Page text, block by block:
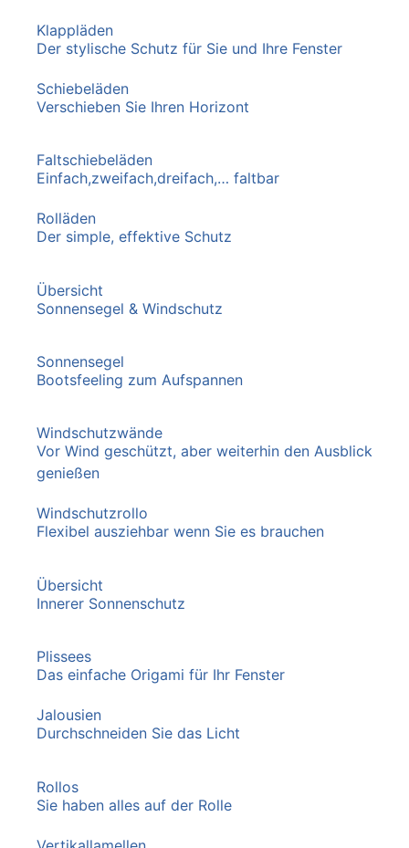
Klappläden
Der stylische Schutz für Sie und Ihre Fenster
Schiebeläden
Verschieben Sie Ihren Horizont
Faltschiebeläden
Einfach,zweifach,dreifach,… faltbar
Rolläden
Der simple, effektive Schutz
Übersicht
Sonnensegel & Windschutz
Sonnensegel
Bootsfeeling zum Aufspannen
Windschutzwände
Vor Wind geschützt, aber weiterhin den Ausblick
genießen
Windschutzrollo
Flexibel ausziehbar wenn Sie es brauchen
Übersicht
Innerer Sonnenschutz
Plissees
Das einfache Origami für Ihr Fenster
Jalousien
Durchschneiden Sie das Licht
Rollos
Sie haben alles auf der Rolle